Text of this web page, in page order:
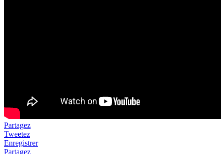
Partagez
Tweetez
Enregistrer
Partagez